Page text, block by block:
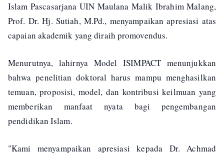
Islam Pascasarjana UIN Maulana Malik Ibrahim Malang,
Prof. Dr. Hj. Sutiah, M.Pd., menyampaikan apresiasi atas
capaian akademik yang diraih promovendus.
Menurutnya, lahirnya Model ISIMPACT menunjukkan
bahwa penelitian doktoral harus mampu menghasilkan
temuan, proposisi, model, dan kontribusi keilmuan yang
memberikan manfaat nyata bagi pengembangan
pendidikan Islam.
"Kami menyampaikan apresiasi kepada Dr. Achmad